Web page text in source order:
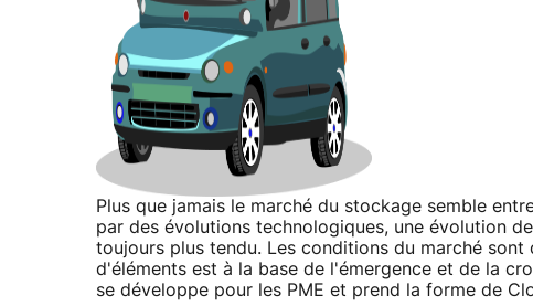
Plus que jamais le marché du stockage semble
par des évolutions technologiques, une évolution
toujours plus tendu. Les conditions du marché
d'éléments est à la base de l'émergence et de la
se développe pour les PME et prend la forme de